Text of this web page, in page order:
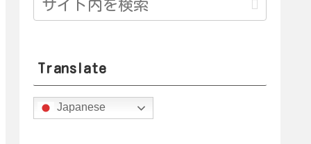
Translate
Japanese